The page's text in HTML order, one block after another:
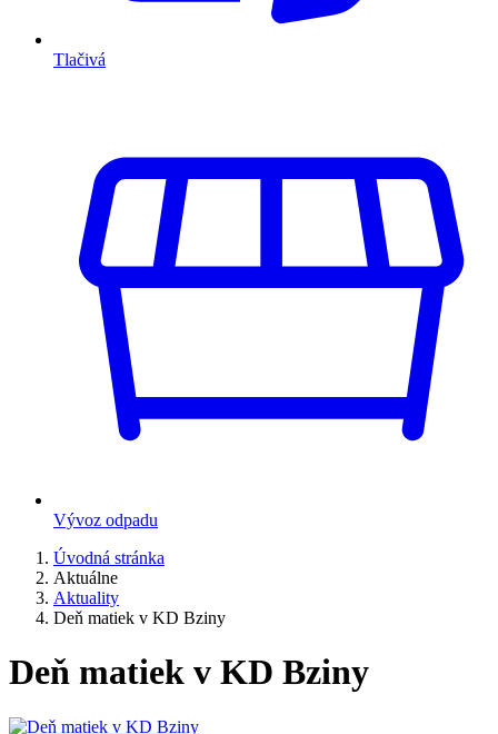
Tlačivá
Vývoz odpadu
Úvodná stránka
Aktuálne
Aktuality
Deň matiek v KD Bziny
Deň matiek v KD Bziny